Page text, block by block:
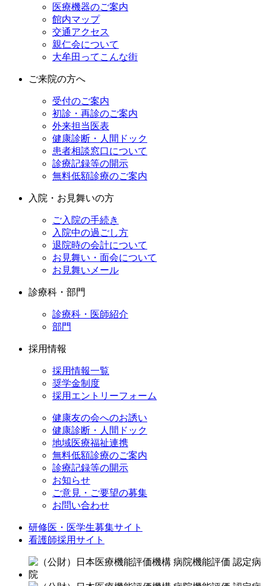
医療機器のご案内
館内マップ
交通アクセス
親仁会について
大牟田ってこんな街
ご来院の方へ
受付のご案内
初診・再診のご案内
外来担当医表
健康診断・人間ドック
患者相談窓口について
診療記録等の開示
無料低額診療のご案内
入院・お見舞いの方
ご入院の手続き
入院中の過ごし方
退院時の会計について
お見舞い・面会について
お見舞いメール
診療科・部門
診療科・医師紹介
部門
採用情報
採用情報一覧
奨学金制度
採用エントリーフォーム
健康友の会へのお誘い
健康診断・人間ドック
地域医療福祉連携
無料低額診療のご案内
診療記録等の開示
お知らせ
ご意見・ご要望の募集
お問い合わせ
研修医・医学生募集サイト
看護師採用サイト